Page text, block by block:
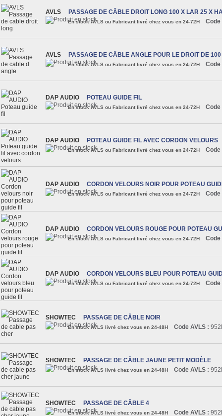
AVLS PASSAGE DE CÂBLE DROIT LONG 100 X LAR 25 X
En stock AVLS ou Fabricant livré chez vous en 24-72H Code
AVLS PASSAGE DE CÂBLE ANGLE POUR LE DROIT DE
En stock AVLS ou Fabricant livré chez vous en 24-72H Code
DAP AUDIO POTEAU GUIDE FIL
En stock AVLS ou Fabricant livré chez vous en 24-72H Code
DAP AUDIO POTEAU GUIDE FIL AVEC CORDON VELOURS
En stock AVLS ou Fabricant livré chez vous en 24-72H Code
DAP AUDIO CORDON VELOURS NOIR POUR POTEAU
En stock AVLS ou Fabricant livré chez vous en 24-72H Code
DAP AUDIO CORDON VELOURS ROUGE POUR POTEAU
En stock AVLS ou Fabricant livré chez vous en 24-72H Code
DAP AUDIO CORDON VELOURS BLEU POUR POTEAU
En stock AVLS ou Fabricant livré chez vous en 24-72H Code
SHOWTEC PASSAGE DE CÂBLE NOIR
En stock AVLS livré chez vous en 24-48H Code AVLS :
SHOWTEC PASSAGE DE CÂBLE JAUNE PETIT MODÈLE
En stock AVLS livré chez vous en 24-48H Code AVLS :
SHOWTEC PASSAGE DE CÂBLE 4
En stock AVLS livré chez vous en 24-48H Code AVLS :